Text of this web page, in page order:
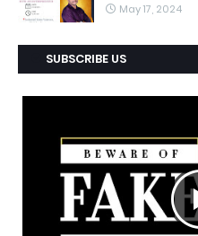
May 17, 2024
SUBSCRIBE US